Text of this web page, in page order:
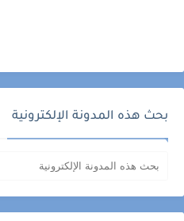
بحث هذه المدونة الإلكترونية